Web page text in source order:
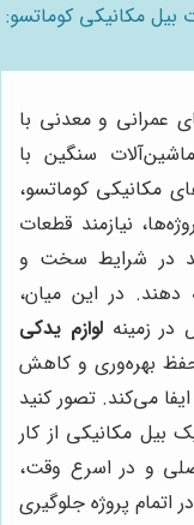
بیل مکانیکی کوماتسو:
عمرانی و معدنی با
سنگین با
مکانیکی کوماتسو،
نیازمند قطعات
در شرایط سخت و
دهند. در این میان،
در زمینهلوازم یدکی
بهره‌وری و کاهش
می‌کند. تصور کنید
بیل مکانیکی از کار
و در اسرع وقت،
پروژه جلوگیری